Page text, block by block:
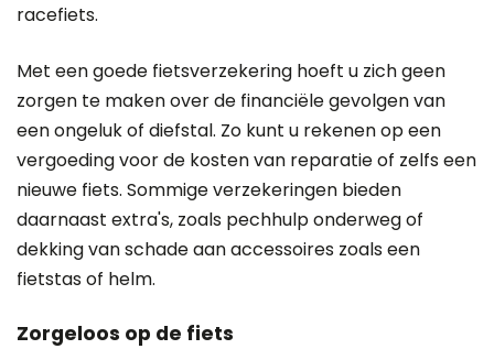
racefiets.
Met een goede fietsverzekering hoeft u zich geen
zorgen te maken over de financiële gevolgen van
een ongeluk of diefstal. Zo kunt u rekenen op een
vergoeding voor de kosten van reparatie of zelfs een
nieuwe fiets. Sommige verzekeringen bieden
daarnaast extra's, zoals pechhulp onderweg of
dekking van schade aan accessoires zoals een
fietstas of helm.
Zorgeloos op de fiets